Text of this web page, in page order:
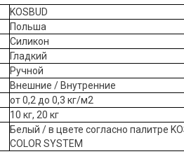
KOSBUD
Польша
Силикон
Гладкий
Ручной
Внешние / Внутренние
от 0,2 до 0,3 кг/м2
10 кг, 20 кг
Белый / в цвете согласно палитре
COLOR SYSTEM